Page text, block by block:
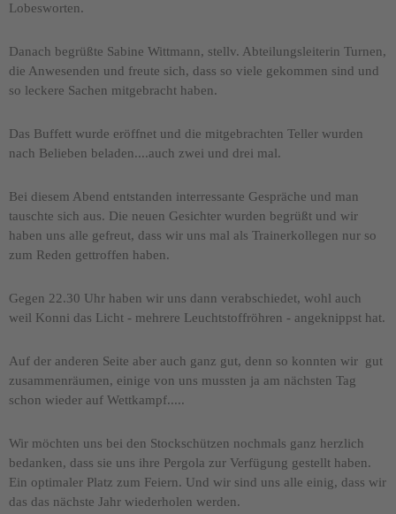
Lobesworten.
Danach begrüßte Sabine Wittmann, stellv. Abteilungsleiterin Turnen,
die Anwesenden und freute sich, dass so viele gekommen sind und
so leckere Sachen mitgebracht haben.
Das Buffett wurde eröffnet und die mitgebrachten Teller wurden
nach Belieben beladen....auch zwei und drei mal.
Bei diesem Abend entstanden interressante Gespräche und man
tauschte sich aus. Die neuen Gesichter wurden begrüßt und wir
haben uns alle gefreut, dass wir uns mal als Trainerkollegen nur so
zum Reden gettroffen haben.
Gegen 22.30 Uhr haben wir uns dann verabschiedet, wohl auch
weil Konni das Licht - mehrere Leuchtstoffröhren - angeknippst hat.
Auf der anderen Seite aber auch ganz gut, denn so konnten wir gut
zusammenräumen, einige von uns mussten ja am nächsten Tag
schon wieder auf Wettkampf.....
Wir möchten uns bei den Stockschützen nochmals ganz herzlich
bedanken, dass sie uns ihre Pergola zur Verfügung gestellt haben.
Ein optimaler Platz zum Feiern. Und wir sind uns alle einig, dass wir
das das nächste Jahr wiederholen werden.